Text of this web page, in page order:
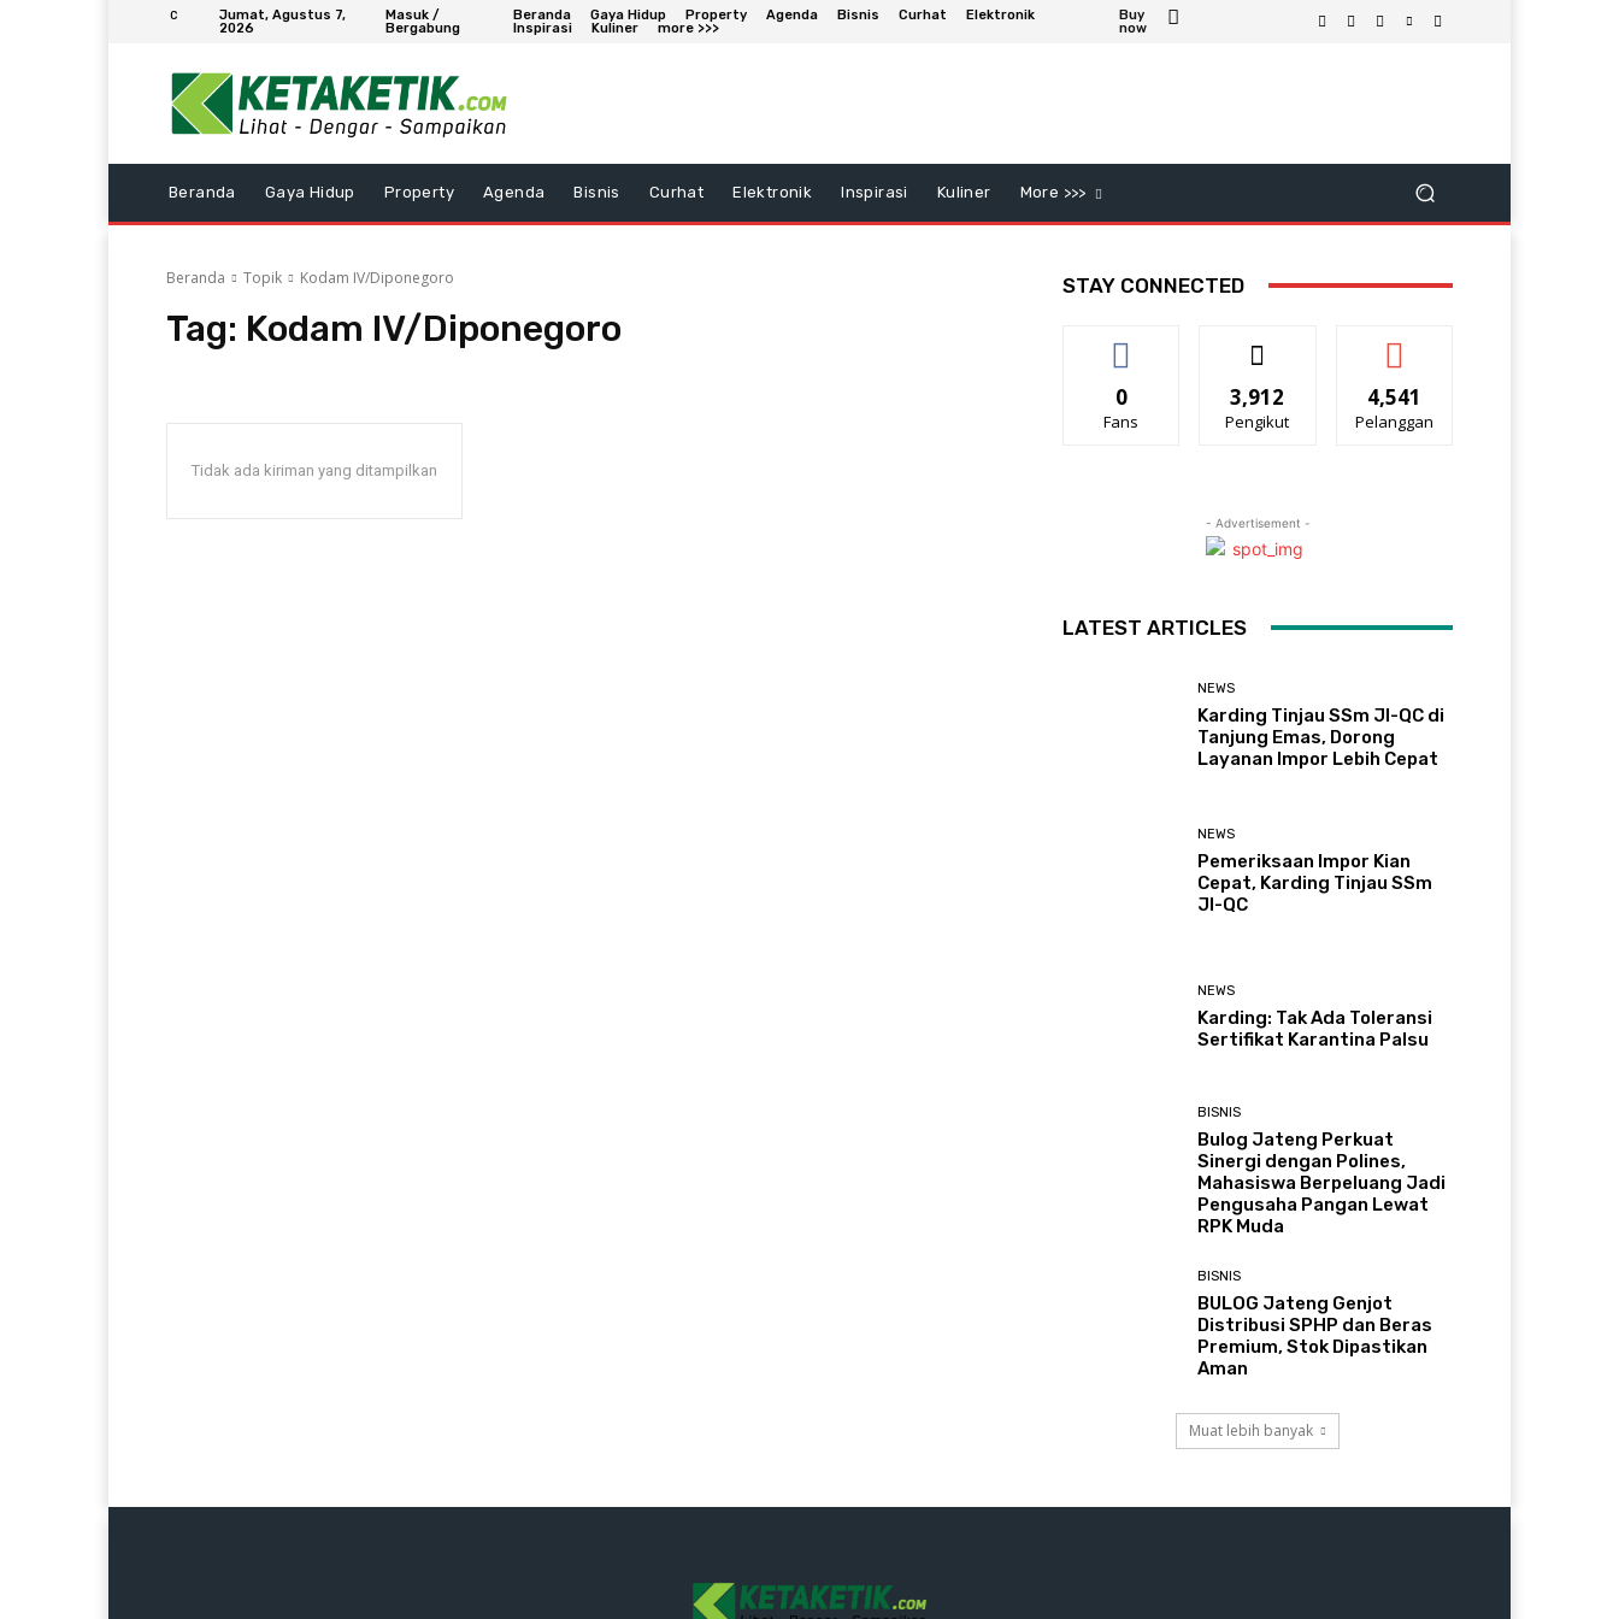
C
Jumat, Agustus 7,
2026
Masuk /
Bergabung
Beranda Gaya Hidup Property Agenda Bisnis Curhat
Elektronik
Inspirasi
Kuliner more >>>
Buy
now
Beranda Gaya Hidup Property Agenda Bisnis Curhat Elektronik Inspirasi Kuliner More >>>
Beranda Topik Kodam IV/Diponegoro
Tag: Kodam IV/Diponegoro
Tidak ada kiriman yang ditampilkan
STAY CONNECTED
0
Fans
3,912
Pengikut
4,541
Pelanggan
- Advertisement -
LATEST ARTICLES
NEWS
Karding Tinjau SSm JI-QC di
Tanjung Emas, Dorong
Layanan Impor Lebih Cepat
NEWS
Pemeriksaan Impor Kian
Cepat, Karding Tinjau SSm
JI-QC
NEWS
Karding: Tak Ada Toleransi
Sertifikat Karantina Palsu
BISNIS
Bulog Jateng Perkuat
Sinergi dengan Polines,
Mahasiswa Berpeluang Jadi
Pengusaha Pangan Lewat
RPK Muda
BISNIS
BULOG Jateng Genjot
Distribusi SPHP dan Beras
Premium, Stok Dipastikan
Aman
Muat lebih banyak